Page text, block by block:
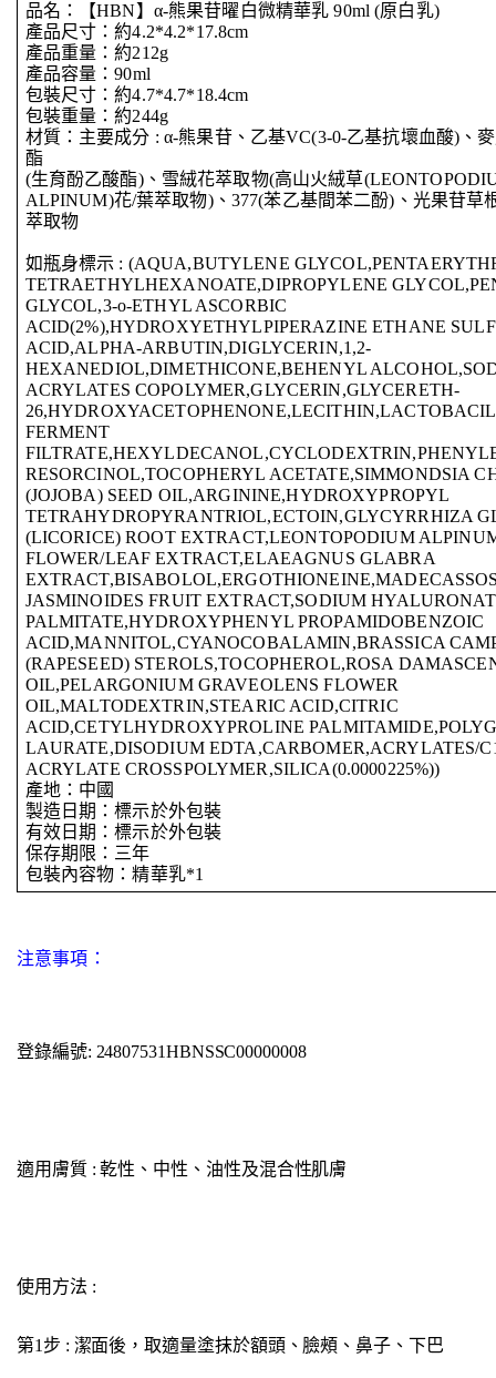
品名：【HBN】α-熊果苷曜白微精華乳 90ml (原白乳)
產品尺寸：約4.2*4.2*17.8cm
產品重量：約212g
產品容量：90ml
包裝尺寸：約4.7*4.7*18.4cm
包裝重量：約244g
材質：主要成分 : α-熊果苷、乙基VC(3-0-乙基抗壞血酸)、
酯
(生育酚乙酸酯)、雪絨花萃取物(高山火絨草
ALPINUM)花/葉萃取物)、377(苯乙基間苯二酚)、光果苷草
萃取物
如瓶身標示 : (AQUA,BUTYLENE
TETRAETHYLHEXANOATE,DIPROPYLENE
GLYCOL,3-o-ETHYL ASCORBIC
ACID(2%),HYDROXYETHYLPIPERAZINE ETHANE
ACID,ALPHA-ARBUTIN,DIGLYCERIN,1,2-
HEXANEDIOL,DIMETHICONE,BEHENYL
ACRYLATES COPOLYMER,GLYCERIN,GLYCERETH-
FERMENT
RESORCINOL,TOCOPHERYL ACETATE,SIMMONDSIA
(JOJOBA) SEED OIL,ARGININE,HYDROXYPROPYL
TETRAHYDROPYRANTRIOL,ECTOIN,GLYCYRRHIZA
(LICORICE) ROOT EXTRACT,LEONTOPODIUM
FLOWER/LEAF EXTRACT,ELAEAGNUS GLABRA
JASMINOIDES FRUIT EXTRACT,SODIUM
PALMITATE,HYDROXYPHENYL PROPAMIDOBENZOIC
ACID,MANNITOL,CYANOCOBALAMIN,BRASSICA
(RAPESEED) STEROLS,TOCOPHEROL,ROSA
OIL,PELARGONIUM GRAVEOLENS FLOWER
OIL,MALTODEXTRIN,STEARIC ACID,CITRIC
ACID,CETYLHYDROXYPROLINE
LAURATE,DISODIUM EDTA,CARBOMER,ACRYLATES/
ACRYLATE CROSSPOLYMER,SILICA(0.0000225%))
產地：中國
製造日期：標示於外包裝
有效日期：標示於外包裝
保存期限：三年
包裝內容物：精華乳*1
注意事項：
登錄編號: 24807531HBNSSC00000008
適用膚質 : 乾性、中性、油性及混合性肌膚
使用方法 :
第1步 : 潔面後，取適量塗抹於額頭、臉頰、鼻子、下巴